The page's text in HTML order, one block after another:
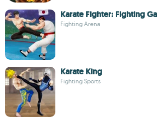
Karate Fighter: Fighting
Fighting Arena
Karate King
Fighting Sports